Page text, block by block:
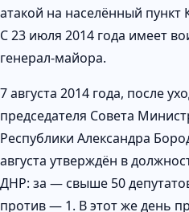
атакой на населённый пункт
С 23 июля 2014 года имеет
генерал-майора.
7 августа 2014 года, после
председателя Совета
Республики Александра
августа утверждён в
ДНР: за — свыше 50
против — 1. В этот же день